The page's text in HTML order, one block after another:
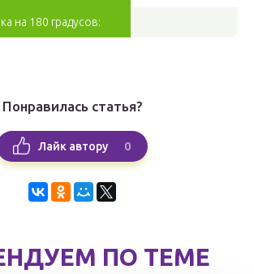
на 180 градусов:
Понравилась статья?
Лайк автору 0
ПО ТЕМЕ